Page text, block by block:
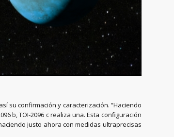
su confirmación y caracterización. “Haciendo
b, TOI-2096 c realiza una. Esta configuración
justo ahora con medidas ultraprecisas